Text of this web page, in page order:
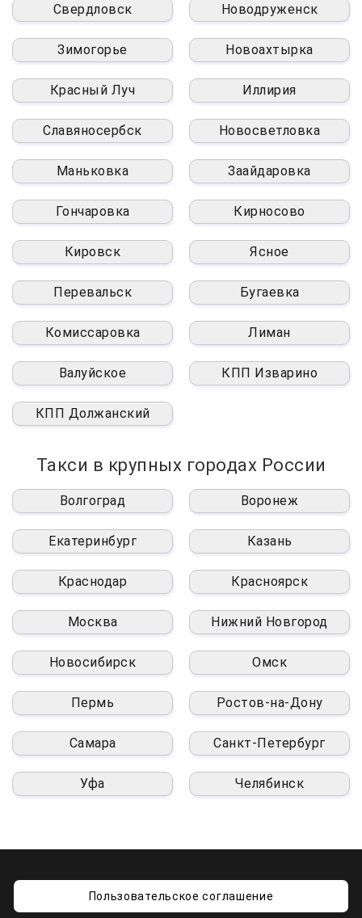
Свердловск Новодруженск
Зимогорье Новоахтырка
Красный Луч Иллирия
Славяносербск Новосветловка
Маньковка Заайдаровка
Гончаровка Кирносово
Кировск Ясное
Перевальск Бугаевка
Комиссаровка Лиман
Валуйское КПП Изварино
КПП Должанский
Такси в крупных городах России
Волгоград Воронеж
Екатеринбург Казань
Краснодар Красноярск
Москва Нижний Новгород
Новосибирск Омск
Пермь Ростов-на-Дону
Самара Санкт-Петербург
Уфа Челябинск
Пользовательское соглашение